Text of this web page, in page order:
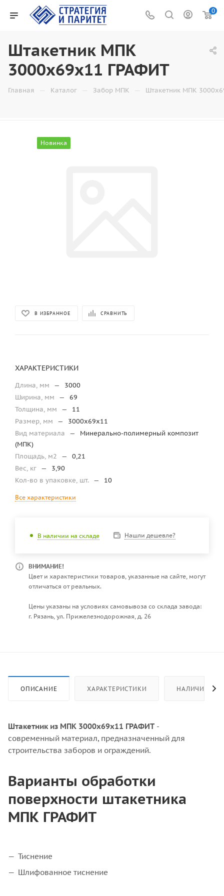
0
Штакетник МПК
3000x69x11 ГРАФИТ
Главная — Каталог — Забор МПК — Штакетник МПК
Новинка
В ИЗБРАННОЕ СРАВНИТЬ
ХАРАКТЕРИСТИКИ
Длина, мм —
3000
Ширина, мм
—
69
Толщина, мм
—
11
Размер, мм
—
3000х69х11
Вид материала
—
Минерально-полимерный композит
(МПК)
Площадь, м2
—
0,21
Вес, кг —
3,90
Кол-во в упаковке, шт.
— 10
Все характеристики
В наличии на складе Нашли дешевле?
ВНИМАНИЕ!
Цвет и характеристики товаров, указанные на сайте, могут
отличаться от реальных.
Цены указаны на условиях самовывоза со склада завода:
г. Рязань, ул. Прижелезнодорожная, д. 26
ОПИСАНИЕ ХАРАКТЕРИСТИКИ НАЛИЧИЕ
Штакетник из МПК 3000x69x11 ГРАФИТ -
современный материал, предназначенный для
строительства заборов и ограждений.
Варианты обработки
поверхности штакетника
МПК ГРАФИТ
Тиснение
Шлифованное тиснение